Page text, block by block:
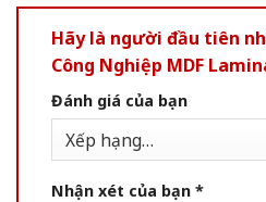
Hãy là người đầu tiên
Công Nghiệp MDF
Đánh giá của bạn
Nhận xét của bạn *